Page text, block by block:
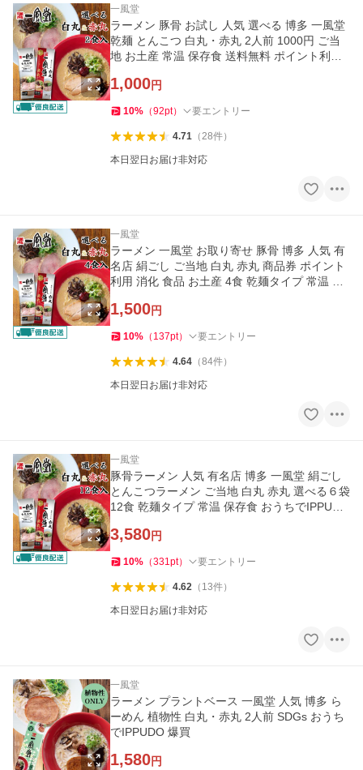
一風堂
ラーメン 豚骨 お試し 人気 選べる 博多 一風堂
乾麺 とんこつ 白丸・赤丸 2人前 1000円 ご当
地 お土産 常温 保存食 送料無料 ポイント利用
1,000円
10% （92pt） 要エントリー
4.71（28件）
本日翌日お届け非対応
一風堂
ラーメン 一風堂 お取り寄せ 豚骨 博多 人気 有
名店 絹ごし ご当地 白丸 赤丸 商品券 ポイント
利用 消化 食品 お土産 4食 乾麺タイプ 常温 保
1,500円
10% （ 137pt） 要エントリー
4.64（84件）
本日翌日お届け非対応
一風堂
豚骨ラーメン 人気 有名店 博多 一風堂 絹ごし
とんこつラーメン ご当地 白丸 赤丸 選べる６袋
12食 乾麺タイプ 常温 保存食 おうちでIPPUDO
3,580円
10% （331pt） 要エントリー
4.62（ 13件）
本日翌日お届け非対応
一風堂
ラーメン プラントベース 一風堂 人気 博多 ら
ーめん 植物性 白丸・赤丸 2人前 SDGs おうち
でIPPUDO 爆買
1,580円